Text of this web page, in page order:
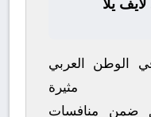
الوطن العربي
مثيرة
ضمن منافسات